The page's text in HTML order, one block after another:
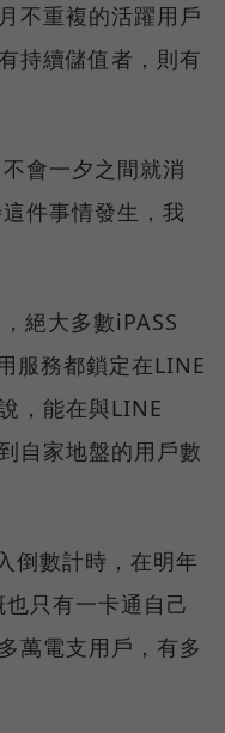
不重複的活躍用戶
持續儲值者，則有
會一夕之間就消
件事情發生，我
絕大多數iPASS
服務都鎖定在LINE
，能在與LINE
自家地盤的用戶數
倒數計時，在明年
只有一卡通自己
萬電支用戶，有多